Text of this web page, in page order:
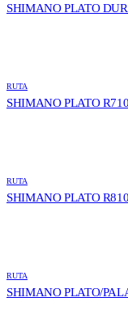
SHIMANO PLATO
RUTA
SHIMANO PLATO
RUTA
SHIMANO PLATO
RUTA
SHIMANO PLATO/